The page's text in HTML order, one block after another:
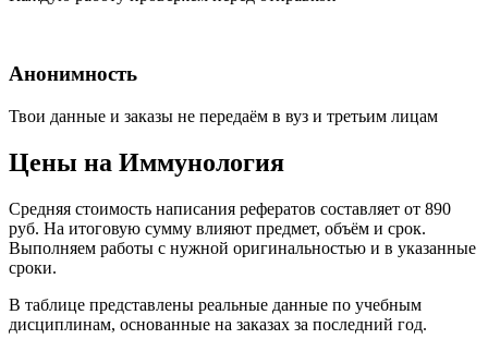
Анонимность
Твои данные и заказы не передаём в вуз и третьим лицам
Цены на Иммунология
Средняя стоимость написания рефератов составляет от 890
руб. На итоговую сумму влияют предмет, объём и срок.
Выполняем работы с нужной оригинальностью и в указанные
сроки.
В таблице представлены реальные данные по учебным
дисциплинам, основанные на заказах за последний год.